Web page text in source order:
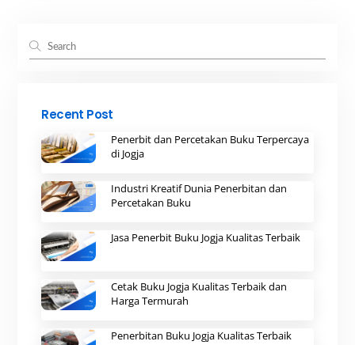
Recent Post
Penerbit dan Percetakan Buku Terpercaya
di Jogja
Industri Kreatif Dunia Penerbitan dan
Percetakan Buku
Jasa Penerbit Buku Jogja Kualitas Terbaik
Cetak Buku Jogja Kualitas Terbaik dan
Harga Termurah
Penerbitan Buku Jogja Kualitas Terbaik